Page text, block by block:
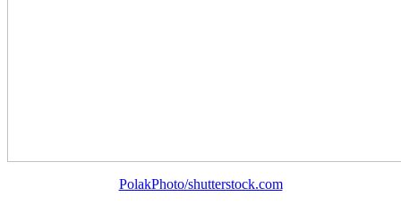
PolakPhoto/shutterstock.com